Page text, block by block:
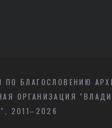
ПО БЛАГОСЛОВЕНИЮ
ОРГАНИЗАЦИЯ
2011–2026